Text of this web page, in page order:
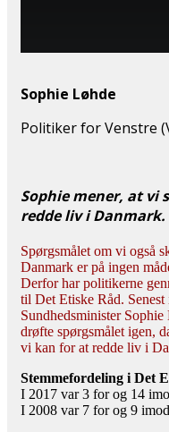
Sophie Løhde
Politiker for Venstre
Sophie mener, at vi
redde liv i Danmark.
Spørgsmålet om vi også
Danmark er på ingen
Derfor har politikerne
til Det Etiske Råd.
Sundhedsminister
drøfte spørgsmålet igen,
vi kan for at redde liv i
Stemmefordeling i Det
I 2017 var 3 for og 14
I 2008 var 7 for og 9 imod